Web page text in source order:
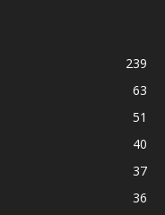
239
63
51
40
37
36